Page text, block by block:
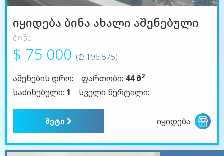
იყიდება ბინა ახალი აშენებული
ბინა
$ 75 000 (₾ 196 575)
აშენების დრო:
ფართობი: 44 მ2
საძინებელი: 1 სველი წერტილი:
მეტი იყიდება